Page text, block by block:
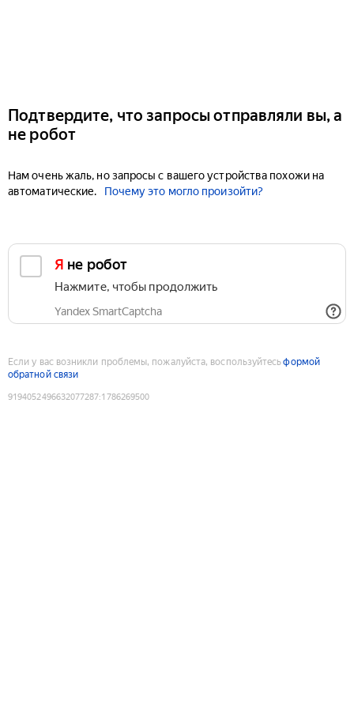
Подтвердите, что запросы отправляли вы, а
не робот
Нам очень жаль, но запросы с вашего устройства похожи на
автоматические.
Почему это могло произойти?
Я не робот
Нажмите, чтобы продолжить
Yandex SmartCaptcha
Если у вас возникли проблемы, пожалуйста, воспользуйтесьформой
обратной связи
9194052496632077287:1786269500